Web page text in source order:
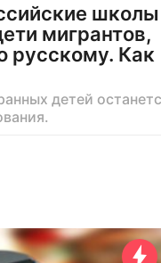
школы
мигрантов,
русскому. Как
детей